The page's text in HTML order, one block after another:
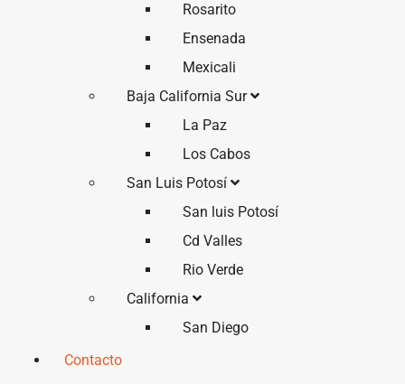
Rosarito
Ensenada
Mexicali
Baja California Sur
La Paz
Los Cabos
San Luis Potosí
San luis Potosí
Cd Valles
Rio Verde
California
San Diego
Contacto